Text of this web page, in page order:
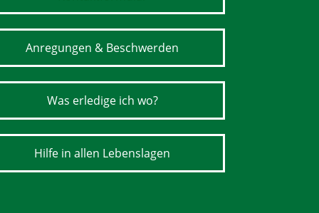
Anregungen & Beschwerden
Was erledige ich wo?
Hilfe in allen Lebenslagen